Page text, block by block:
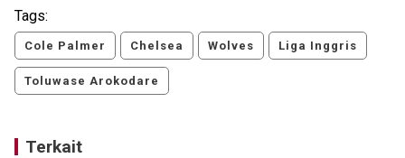
Tags:
Cole Palmer Chelsea Wolves Liga Inggris
Toluwase Arokodare
Terkait